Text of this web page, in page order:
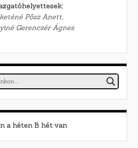
Pősz Anett,
Gerencsér Ágnes
a héten B hét van